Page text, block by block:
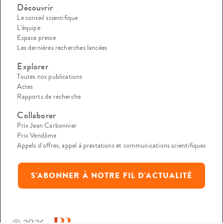
Découvrir
Le conseil scientifique
L’équipe
Espace presse
Les dernières recherches lancées
Explorer
Toutes nos publications
Actes
Rapports de recherche
Collaborer
Prix Jean Carbonnier
Prix Vendôme
Appels d’offres, appel à prestations et communications scientifiques
S'ABONNER À NOTRE FIL D'ACTUALITÉ